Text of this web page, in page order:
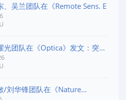
吴兰团队在《Remote Sens. E
团队在《Optica》发文：突破
/刘华锋团队在《Nature